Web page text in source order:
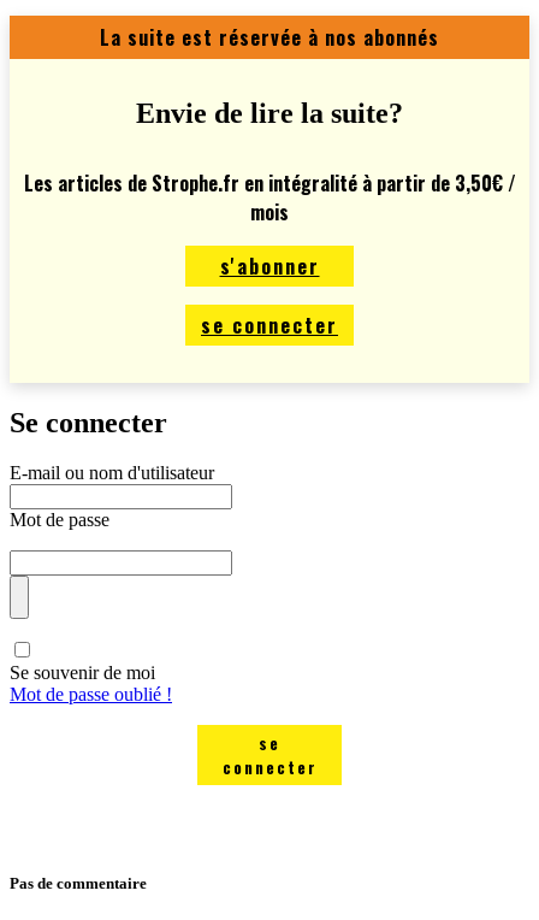
La suite est réservée à nos abonnés
Envie de lire la suite?
Les articles de Strophe.fr en intégralité à partir de 3,50€ /
mois
s'abonner
se connecter
Se connecter
E-mail ou nom d'utilisateur
Mot de passe
Se souvenir de moi
Mot de passe oublié !
se
connecter
Pas de commentaire